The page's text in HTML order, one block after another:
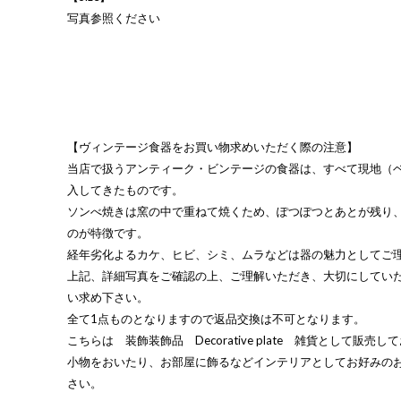
写真参照ください
【ヴィンテージ食器をお買い物求めいただく際の注意】
当店で扱うアンティーク・ビンテージの食器は、すべて現地（
入してきたものです。
ソンべ焼きは窯の中で重ねて焼くため、ぽつぽつとあとが残り
のが特徴です。
経年劣化よるカケ、ヒビ、シミ、ムラなどは器の魅力としてご
上記、詳細写真をご確認の上、ご理解いただき、大切にしてい
い求め下さい。
全て1点ものとなりますので返品交換は不可となります。
こちらは 装飾装飾品 Decorative plate 雑貨として販売して
小物をおいたり、お部屋に飾るなどインテリアとしてお好みの
さい。